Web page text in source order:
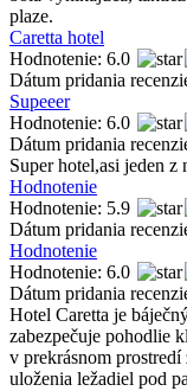
plaze.
Caretta hotel
Hodnotenie: 6.0
Dátum pridania
Supeeer
Hodnotenie: 6.0
Dátum pridania
Super hotel,asi jeden
Hodnotenie
Hodnotenie: 5.9
Dátum pridania
Hodnotenie
Hodnotenie: 6.0
Dátum pridania
Hotel Caretta je
zabezpečuje pohodlie
v prekrásnom
uloženia ležadiel pod